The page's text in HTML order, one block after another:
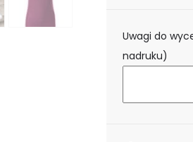
Uwagi do
nadruku)